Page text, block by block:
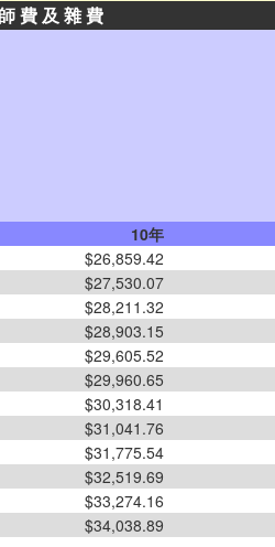
費 及 雜 費
10年
$26,859.42
$27,530.07
$28,211.32
$28,903.15
$29,605.52
$29,960.65
$30,318.41
$31,041.76
$31,775.54
$32,519.69
$33,274.16
$34,038.89